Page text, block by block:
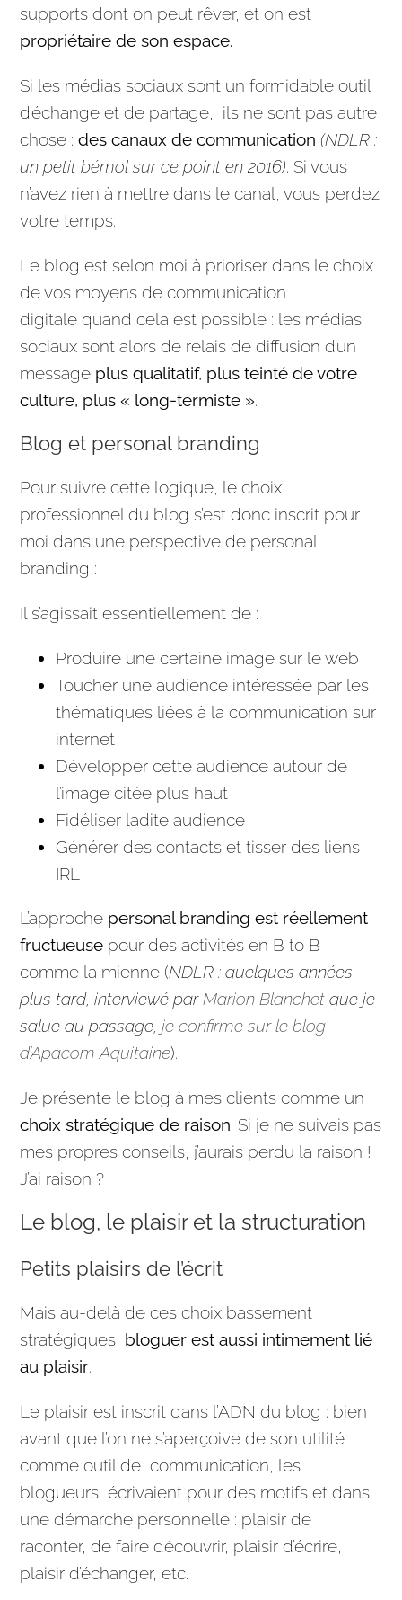
supports dont on peut rêver, et on est
propriétaire de son espace.
Si les médias sociaux sont un formidable outil
d’échange et de partage, ils ne sont pas autre
chose :des canaux decommunication (NDLR :
un petit bémol sur ce point en 2016). Si vous
n’avez rien à mettre dans le canal, vous perdez
votre temps.
Le blog est selon moi à prioriser dans le choix
de vos moyens decommunication
digitale quand cela est possible : les médias
sociaux sont alors de relais de diffusion d’un
message plus qualitatif, plus teinté de votre
culture, plus « long-termiste ».
Blog et personal branding
Pour suivre cette logique, le choix
professionnel du blog s’est donc inscrit pour
moi dans une perspective de personal
branding :
Il s’agissait essentiellement de :
Produire une certaine image sur le web
Toucher uneaudience intéressée par les
thématiques liées à lacommunication sur
internet
Développer cetteaudience autour de
l’image citée plus haut
Fidéliser laditeaudience
Générer des contacts et tisser des liens
IRL
L’approche personal branding est réellement
fructueuse pour des activités en B to B
comme la mienne (NDLR : quelques années
plus tard, interviewé par Marion Blanchet que je
salue au passage,je confirme sur le blog
d’Apacom Aquitaine).
Je présente le blog à mes clients comme un
choix stratégique de raison. Si je ne suivais pas
mes propres conseils, j’aurais perdu la raison !
J’ai raison ?
Le blog, le plaisir et la structuration
Petits plaisirs de l’écrit
Mais au-delà de ces choix bassement
stratégiques, bloguer est aussi intimement lié
au plaisir.
Le plaisir est inscrit dans l’ADN du blog : bien
avant que l’on ne s’aperçoive de son utilité
comme outil decommunication , les
blogueurs écrivaient pour des motifs et dans
une démarche personnelle : plaisir de
raconter, de faire découvrir, plaisir d’écrire,
plaisir d’échanger, etc.